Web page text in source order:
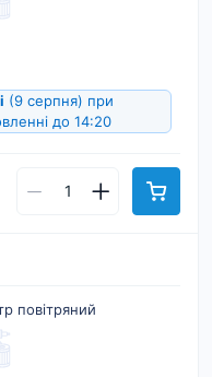
(9 серпня) при
до 14:20
повітряний